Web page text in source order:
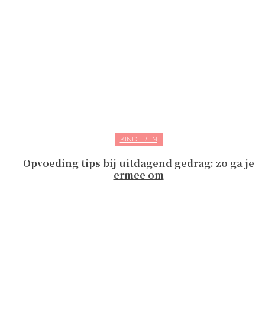
KINDEREN
Opvoeding tips bij uitdagend gedrag: zo ga je
ermee om